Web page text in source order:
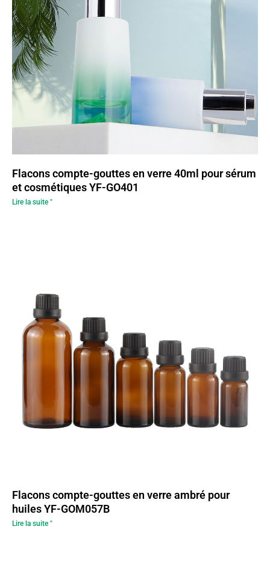
Flacons compte-gouttes en verre 40ml pour sérum
et cosmétiques YF-GO401
Lire la suite "
Flacons compte-gouttes en verre ambré pour
huiles YF-GOM057B
Lire la suite "